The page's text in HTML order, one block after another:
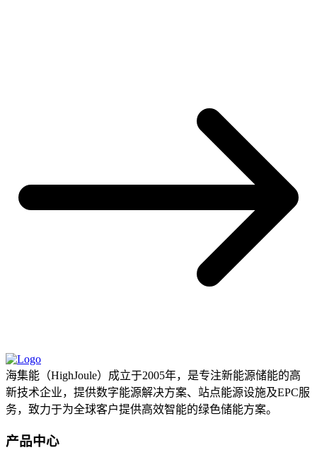
海集能（HighJoule）成立于2005年，是专注新能源储能的高
新技术企业，提供数字能源解决方案、站点能源设施及EPC服
务，致力于为全球客户提供高效智能的绿色储能方案。
产品中心